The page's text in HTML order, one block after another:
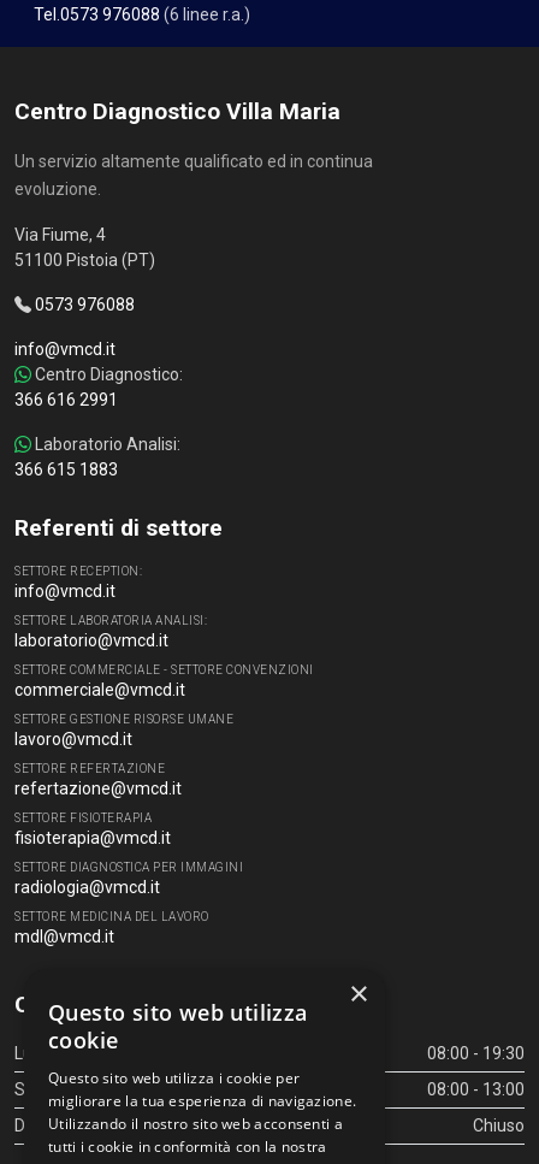
Tel.0573 976088 (6 linee r.a.)
Centro Diagnostico Villa Maria
Un servizio altamente qualificato ed in continua
evoluzione.
Via Fiume, 4
51100 Pistoia (PT)
0573 976088
info@vmcd.it
Centro Diagnostico:
366 616 2991
Laboratorio Analisi:
366 615 1883
Referenti di settore
SETTORE RECEPTION:
info@vmcd.it
SETTORE LABORATORIA ANALISI:
laboratorio@vmcd.it
SETTORE COMMERCIALE - SETTORE CONVENZIONI
commerciale@vmcd.it
SETTORE GESTIONE RISORSE UMANE
lavoro@vmcd.it
SETTORE REFERTAZIONE
refertazione@vmcd.it
SETTORE FISIOTERAPIA
fisioterapia@vmcd.it
SETTORE DIAGNOSTICA PER IMMAGINI
radiologia@vmcd.it
SETTORE MEDICINA DEL LAVORO
mdl@vmcd.it
Orari Centro Diagnostico
Lunedì - Venerdì
08:00 - 19:30
Sabato
08:00 - 13:00
Domenica
Chiuso
×
Questo sito web utilizza
cookie
Questo sito web utilizza i cookie per
migliorare la tua esperienza di navigazione.
Utilizzando il nostro sito web acconsenti a
tutti i cookie in conformità con la nostra